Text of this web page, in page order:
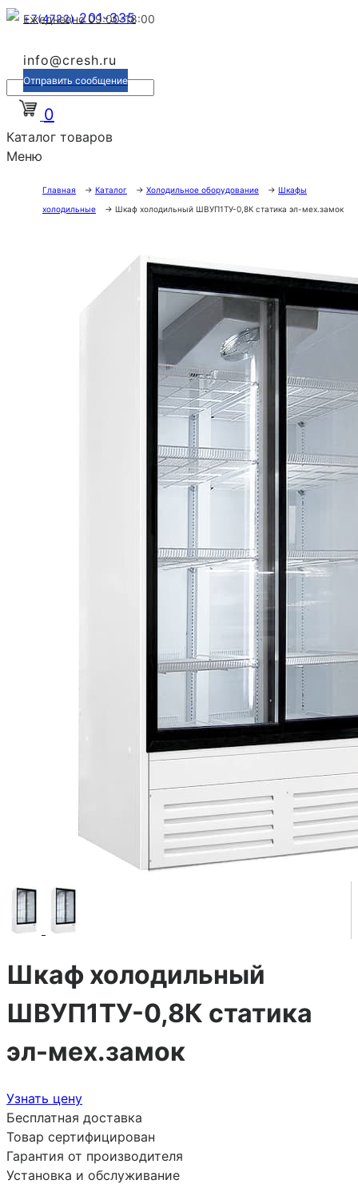
+7(4722)201-335
Ежедневно 09:00-18:00
info@cresh.ru
Отправить сообщение
0
Каталог товаров
Меню
Главная → Каталог → Холодильное оборудование → Шкафы
холодильные
→ Шкаф холодильный ШВУП1ТУ-0,8К статика эл-мех.замок
Шкаф холодильный
ШВУП1ТУ-0,8К статика
эл-мех.замок
Узнать цену
Бесплатная доставка
Товар сертифицирован
Гарантия от производителя
Установка и обслуживание